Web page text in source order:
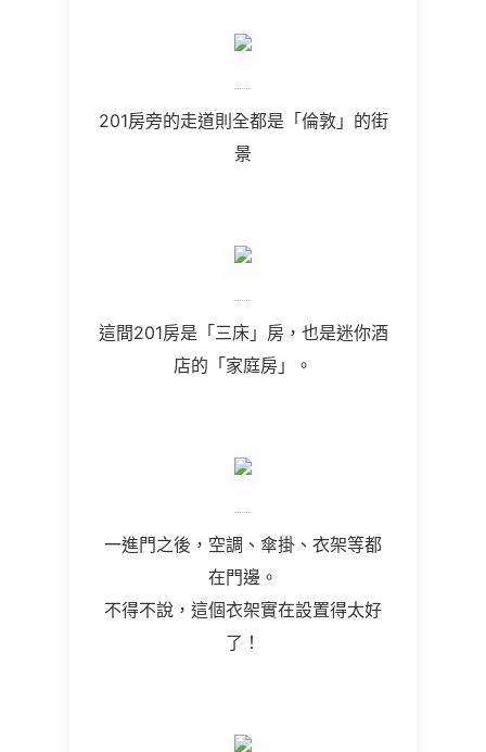
201房旁的走道則全都是「倫敦」的街
景
這間201房是「三床」房，也是迷你酒
店的「家庭房」。
一進門之後，空調、傘掛、衣架等都
在門邊。
不得不說，這個衣架實在設置得太好
了！